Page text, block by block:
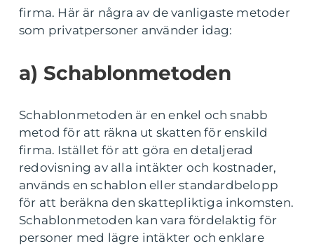
firma. Här är några av de vanligaste metoder
som privatpersoner använder idag:
a) Schablonmetoden
Schablonmetoden är en enkel och snabb
metod för att räkna ut skatten för enskild
firma. Istället för att göra en detaljerad
redovisning av alla intäkter och kostnader,
används en schablon eller standardbelopp
för att beräkna den skattepliktiga inkomsten.
Schablonmetoden kan vara fördelaktig för
personer med lägre intäkter och enklare